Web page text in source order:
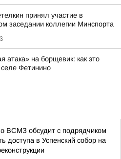
принял участие в
заседании коллегии Минспорта
атака» на борщевик: как это
Фетинино
ВСМЗ обсудит с подрядчиком
доступа в Успенский собор на